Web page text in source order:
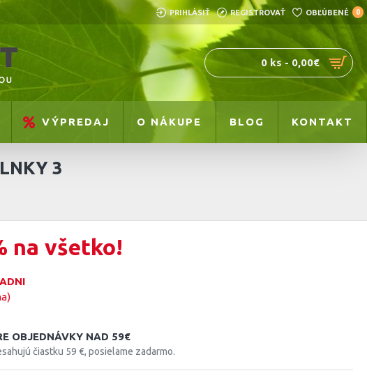
PRIHLÁSIŤ REGISTROVAŤ OBĽÚBENÉ 0
0 ks - 0,00€
VÝPREDAJ O NÁKUPE BLOG KONTAKT
3
na všetko!
OBJEDNÁVKY NAD 59€
čiastku 59 €, posielame zadarmo.